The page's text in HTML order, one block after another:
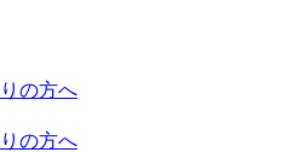
の方へ
の方へ